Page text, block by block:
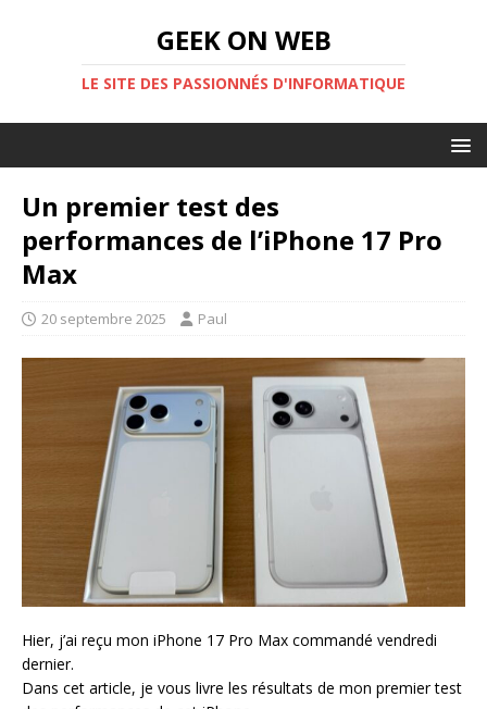
GEEK ON WEB
LE SITE DES PASSIONNÉS D'INFORMATIQUE
Un premier test des
performances de l’iPhone 17 Pro
Max
20 septembre 2025 Paul
Hier, j’ai reçu mon iPhone 17 Pro Max commandé vendredi
dernier.
Dans cet article, je vous livre les résultats de mon premier test